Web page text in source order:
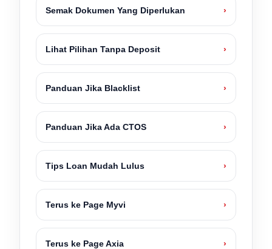
Semak Dokumen Yang Diperlukan ›
Lihat Pilihan Tanpa Deposit ›
Panduan Jika Blacklist ›
Panduan Jika Ada CTOS ›
Tips Loan Mudah Lulus ›
Terus ke Page Myvi ›
Terus ke Page Axia ›